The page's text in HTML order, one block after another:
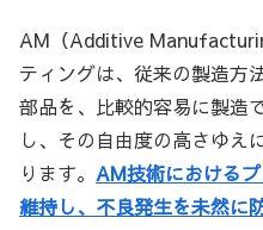
AM（Additive
ティングは、従来の製造方
部品を、比較的容易に製造
し、その自由度の高さゆえ
ります。 AM技術における
維持し、不良発生を未然に